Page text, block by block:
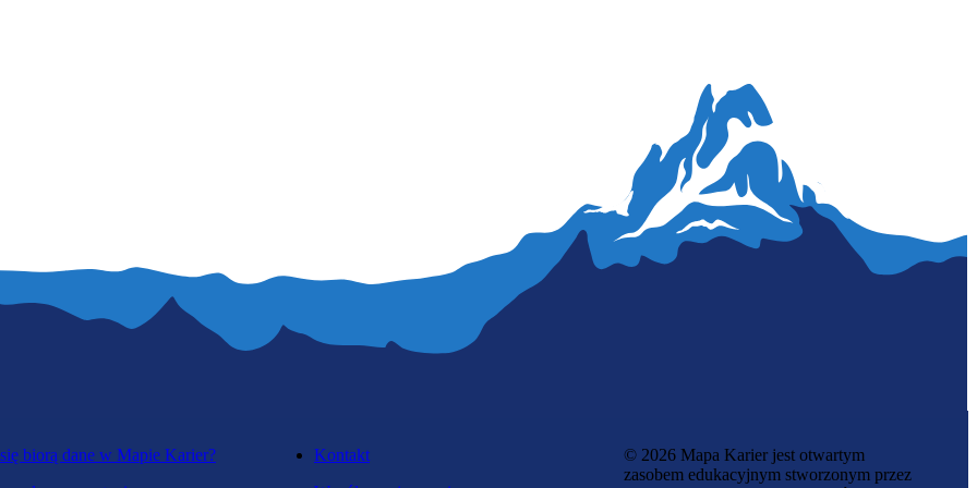
biorą dane w Mapie Karier?
Kontakt
© 2026 Mapa Karier jest otwartym
zasobem edukacyjnym stworzonym przez